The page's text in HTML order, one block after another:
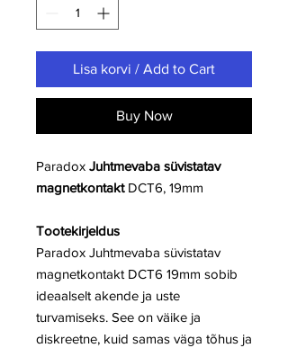
Lisa korvi / Add to Cart
Buy Now
Paradox Juhtmevaba süvistatav
magnetkontakt DCT6, 19mm
Tootekirjeldus
Paradox Juhtmevaba süvistatav
magnetkontakt DCT6 19mm sobib
ideaalselt akende ja uste
turvamiseks. See on väike ja
diskreetne, kuid samas väga tõhus ja